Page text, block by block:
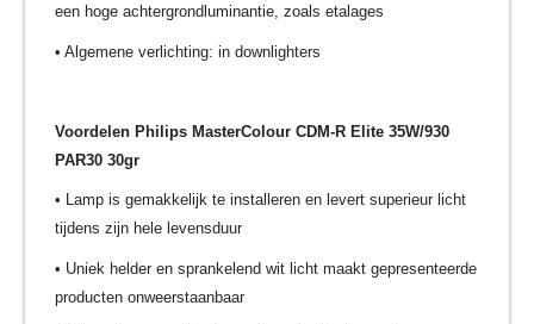
een hoge achtergrondluminantie, zoals etalages
• Algemene verlichting: in downlighters
Voordelen Philips MasterColour CDM-R Elite 35W/930
PAR30 30gr
• Lamp is gemakkelijk te installeren en levert superieur licht
tijdens zijn hele levensduur
• Uniek helder en sprankelend wit licht maakt gepresenteerde
producten onweerstaanbaar